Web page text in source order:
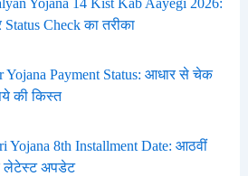
Yojana 14 Kist Kab Aayegi 2026:
Check का तरीका
Yojana Payment Status: आधार से चेक
की किस्त
Yojana 8th Installment Date: आठवीं
लेटेस्ट अपडेट